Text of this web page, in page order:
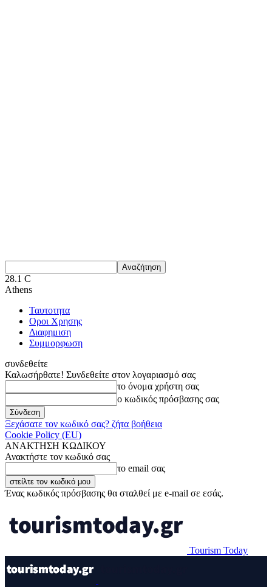
28.1 C
Athens
Ταυτοτητα
Οροι Χρησης
Διαφημιση
Συμμορφωση
συνδεθείτε
Καλωσήρθατε! Συνδεθείτε στον λογαριασμό σας
το όνομα χρήστη σας
ο κωδικός πρόσβασης σας
Ξεχάσατε τον κωδικό σας? ζήτα βοήθεια
Cookie Policy (EU)
ΑΝΑΚΤΗΣΗ ΚΩΔΙΚΟΥ
Ανακτήστε τον κωδικό σας
το email σας
Ένας κωδικός πρόσβασης θα σταλθεί με e-mail σε εσάς.
Tourism Today